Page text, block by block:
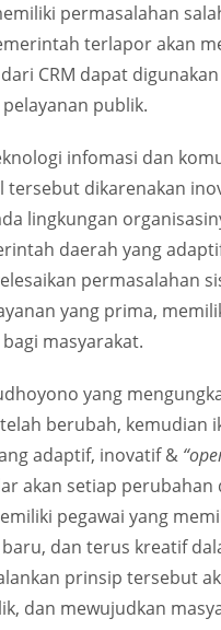
permasalahan
terlapor akan
CRM dapat
publik.
infomasi dan
tersebut dikarenakan
lingkungan
daerah yang
permasalahan
yang prima,
masyarakat.
yang
berubah, kemudian
adaptif, inovatif &
akan setiap
pegawai yang
dan terus kreatif
prinsip tersebut
dan mewujudkan